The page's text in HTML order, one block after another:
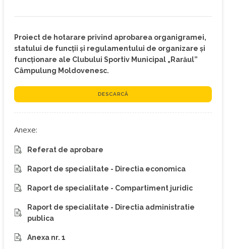
Proiect de hotarare privind aprobarea organigramei,
statului de funcții și regulamentului de organizare și
funcționare ale Clubului Sportiv Municipal „Rarăul”
Câmpulung Moldovenesc.
DESCARCĂ
Anexe:
Referat de aprobare
Raport de specialitate - Directia economica
Raport de specialitate - Compartiment juridic
Raport de specialitate - Directia administratie
publica
Anexa nr. 1